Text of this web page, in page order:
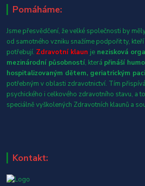
Pomáháme:
Jsme přesvědčení, že velké společnosti by
od samotného vzniku snažíme podpořit ty,
potřebují. Zdravotní klaun je nezisková
mezinárodní působností, která přináší
hospitalizovaným dětem, geriatrickým
potřebným v oblasti zdravotnictví. Tím
psychického i celkového zdravotního stavu, a
speciálně vyškolených Zdravotních klaunů a
Kontakt: